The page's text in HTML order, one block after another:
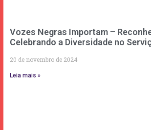
Vozes Negras Importam –
Celebrando a Diversidade no
20 de novembro de 2024
Leia mais »